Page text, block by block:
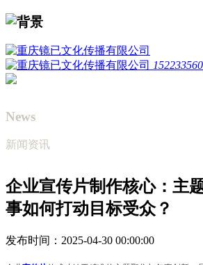
News
新闻资讯
企业宣传片制作核心：主
事如何打动目标受众？
发布时间：2025-04-30 00:00:00